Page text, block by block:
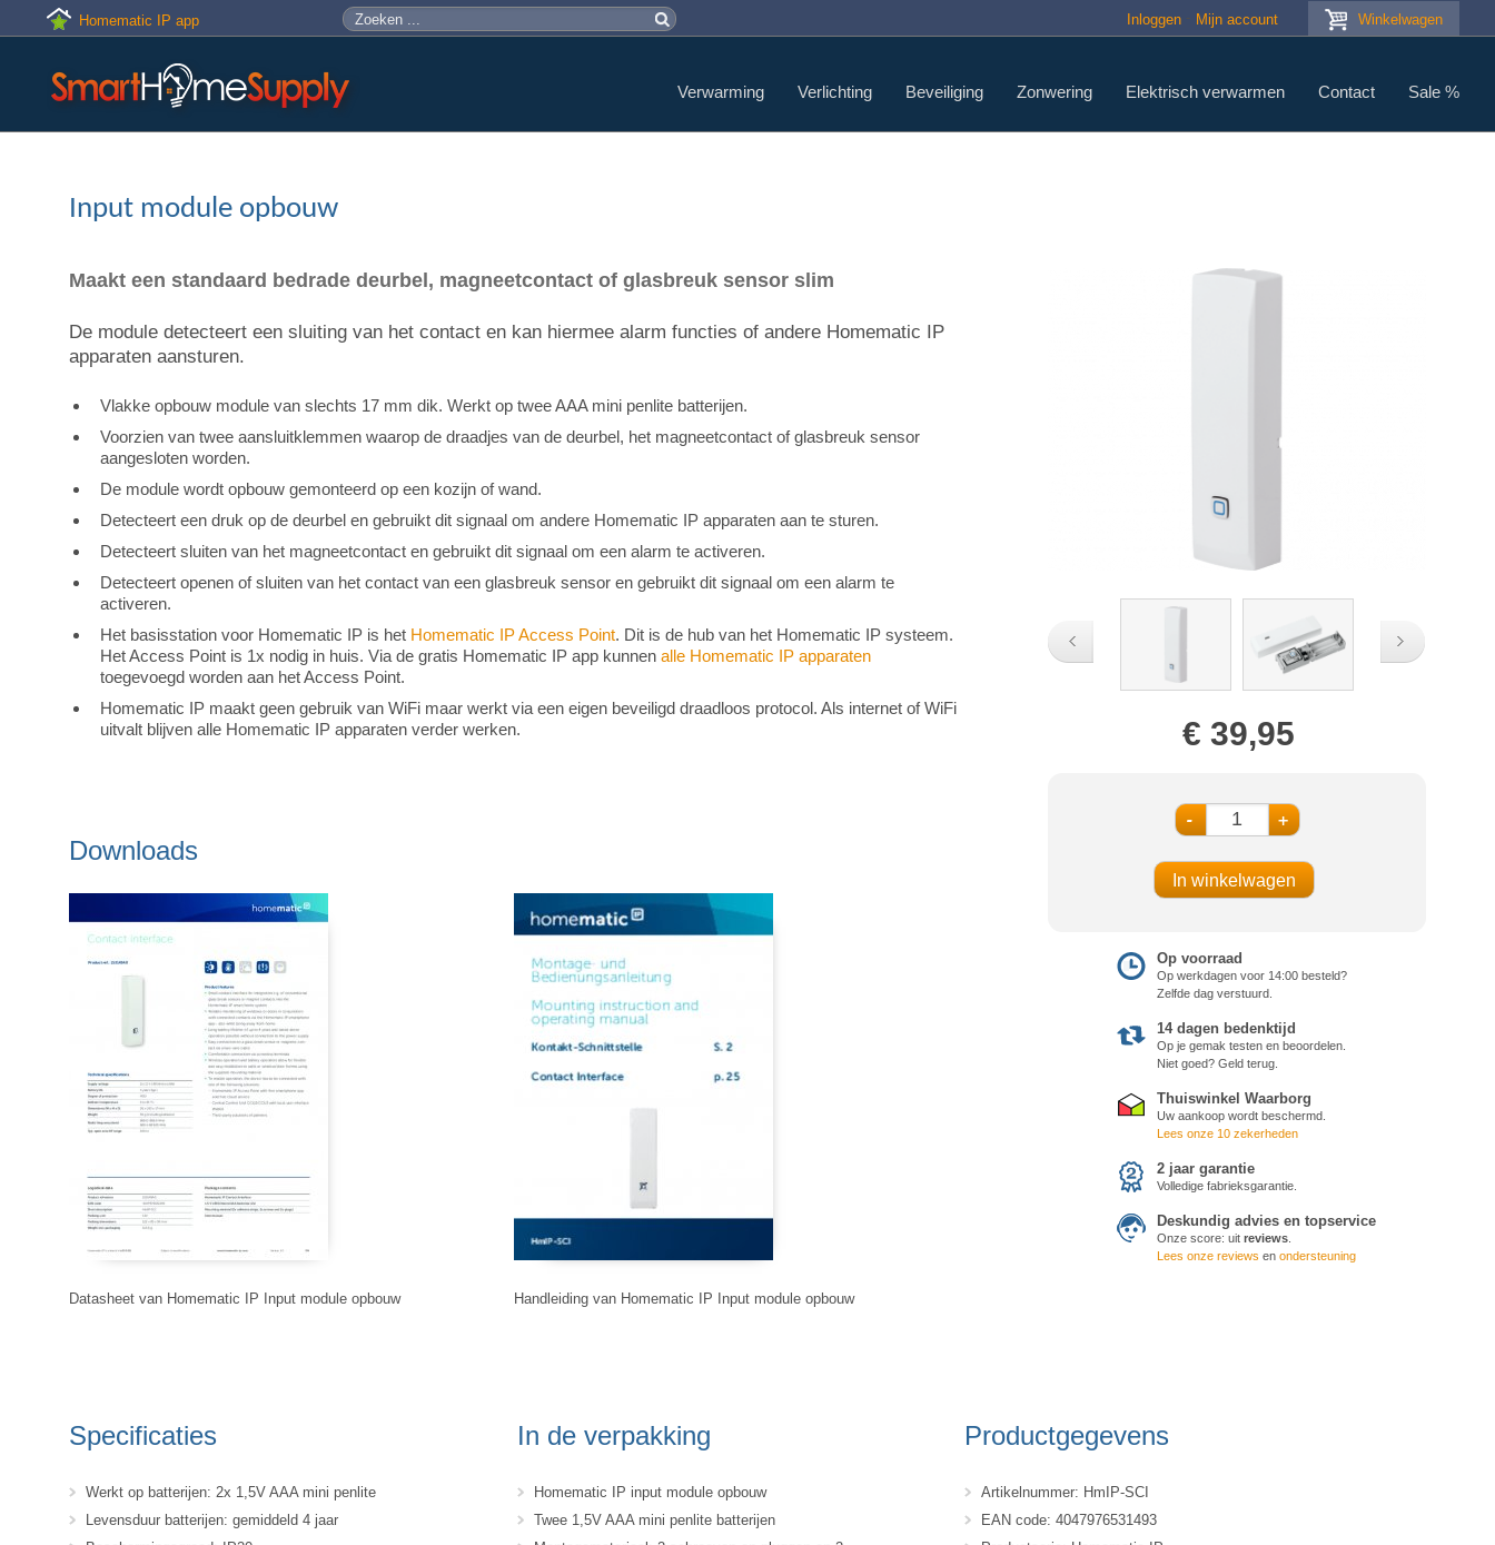
Skip to main content
Homematic IP app Zoekveld
Zoeken Winkelwagen
Inloggen Mijn account
Verwarming Verlichting Beveiliging Zonwering Elektrisch verwarmen Contact Sale %
Input module opbouw
€ 39,95
- +
Op voorraad
Op werkdagen voor 14:00 besteld?
Zelfde dag verstuurd.
14 dagen bedenktijd
Op je gemak testen en beoordelen.
Niet goed? Geld terug.
Thuiswinkel Waarborg
Uw aankoop wordt beschermd.
Lees onze 10 zekerheden
2 jaar garantie
Volledige fabrieksgarantie.
Deskundig advies en topservice
Onze score: uit reviews
Lees onze reviews en ondersteuning
Maakt een standaard bedrade deurbel, magneetcontact of glasbreuk sensor slim
De module detecteert een sluiting van het contact en kan hiermee alarm functies of andere Homematic IP
apparaten aansturen.
Vlakke opbouw module van slechts 17 mm dik. Werkt op twee AAA mini penlite batterijen.
Voorzien van twee aansluitklemmen waarop de draadjes van de deurbel, het magneetcontact of glasbreuk sensor
aangesloten worden.
De module wordt opbouw gemonteerd op een kozijn of wand.
Detecteert een druk op de deurbel en gebruikt dit signaal om andere Homematic IP apparaten aan te sturen.
Detecteert sluiten van het magneetcontact en gebruikt dit signaal om een alarm te activeren.
Detecteert openen of sluiten van het contact van een glasbreuk sensor en gebruikt dit signaal om een alarm te
activeren.
Het basisstation voor Homematic IP is het Homematic IP Access Point. Dit is de hub van het Homematic IP systeem.
Het Access Point is 1x nodig in huis. Via de gratis Homematic IP app kunnen alle Homematic IP apparaten
toegevoegd worden aan het Access Point.
Homematic IP maakt geen gebruik van WiFi maar werkt via een eigen beveiligd draadloos protocol. Als internet of WiFi
uitvalt blijven alle Homematic IP apparaten verder werken.
Downloads
Datasheet van Homematic IP Input module opbouw Handleiding van Homematic IP Input module opbouw
Specificaties
Werkt op batterijen: 2x 1,5V AAA mini penlite
Levensduur batterijen: gemiddeld 4 jaar
In de verpakking
Homematic IP input module opbouw
Twee 1,5V AAA mini penlite batterijen
Productgegevens
Artikelnummer: HmIP-SCI
EAN code: 4047976531493